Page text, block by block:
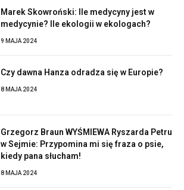
Marek Skowroński: Ile medycyny jest w
medycynie? Ile ekologii w ekologach?
9 MAJA 2024
Czy dawna Hanza odradza się w Europie?
8 MAJA 2024
Grzegorz Braun WYŚMIEWA Ryszarda Petru
w Sejmie: Przypomina mi się fraza o psie,
kiedy pana słucham!
8 MAJA 2024